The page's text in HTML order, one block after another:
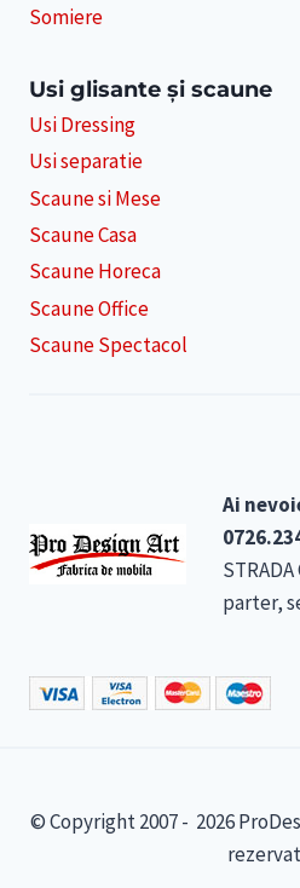
Somiere
Usi glisante și scaune
Usi Dressing
Usi separatie
Scaune si Mese
Scaune Casa
Scaune Horeca
Scaune Office
Scaune Spectacol
Ai
STRADA
parter,
© Copyright 2007 - 2026